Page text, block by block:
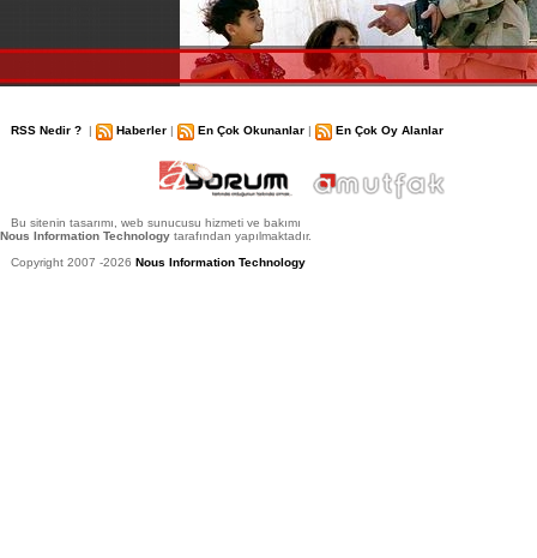
RSS Nedir ? | Haberler | En Çok Okunanlar | En Çok Oy Alanlar
Bu sitenin tasarımı, web sunucusu hizmeti ve bakımı
Nous Information Technology tarafından yapılmaktadır.
Copyright 2007 -2026 Nous Information Technology